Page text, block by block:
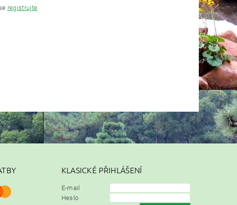
registrujte
KLASICKÉ PŘIHLÁŠENÍ
E-mail
Heslo